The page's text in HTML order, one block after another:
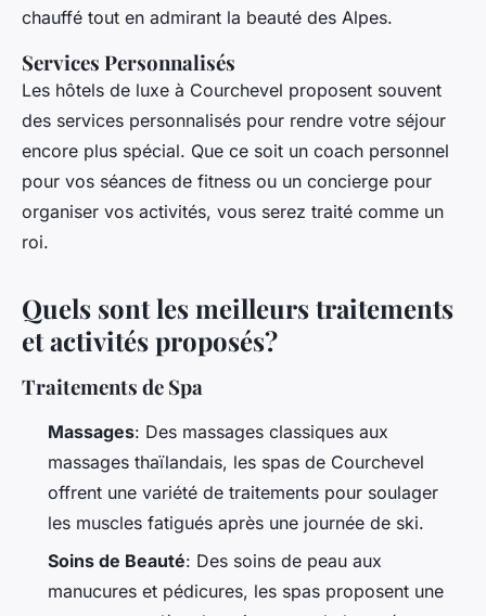
chauffé tout en admirant la beauté des Alpes.
Services Personnalisés
Les hôtels de luxe à Courchevel proposent souvent
des services personnalisés pour rendre votre séjour
encore plus spécial. Que ce soit un coach personnel
pour vos séances de fitness ou un concierge pour
organiser vos activités, vous serez traité comme un
roi.
Quels sont les meilleurs traitements
et activités proposés?
Traitements de Spa
Massages: Des massages classiques aux
massages thaïlandais, les spas de Courchevel
offrent une variété de traitements pour soulager
les muscles fatigués après une journée de ski.
Soins de Beauté: Des soins de peau aux
manucures et pédicures, les spas proposent une